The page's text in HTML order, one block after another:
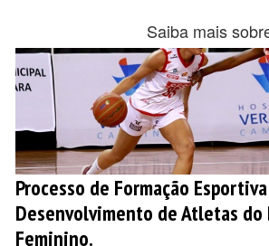
Saiba mais
Processo de Formação
Desenvolvimento de Atletas
Feminino.